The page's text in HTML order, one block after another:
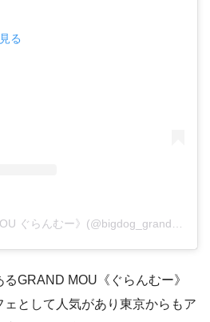
る
GRAND MOU《ぐらんむー》
として人気があり東京からもア